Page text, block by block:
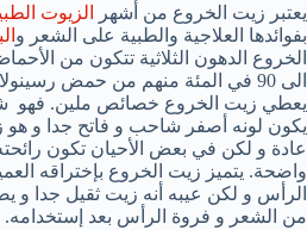
يعتبر زيت الخروع من أشهر الزيوت
بفوائدها العلاجية والطبية على الشعر و
الخروع الدهون الثلاثية تتكون من
الى 90 في المئة منهم من حمض
يعطي زيت الخروع خصائص ملين. فهو
يكون لونه أصفر شاحب و فاتح جدا و هو
عادة و لكن في بعض الأحيان تكون
واضحة. يتميز زيت الخروع بإختراقه
الرأس و لكن عيبه أنه زيت ثقيل جدا و
من الشعر و فروة الرأس بعد إستخدامه.